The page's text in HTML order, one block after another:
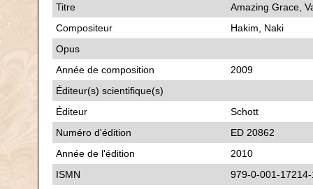
Titre
Amazing Grace,
Compositeur
Hakim, Naki
Opus
Année de composition
2009
Éditeur(s) scientifique(s)
Éditeur
Schott
Numéro d'édition
ED 20862
Année de l'édition
2010
ISMN
979-0-001-